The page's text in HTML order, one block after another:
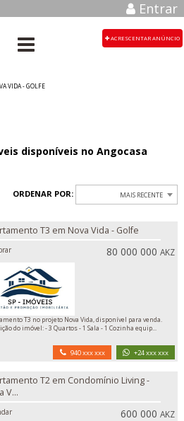
Entrar
ACRESCENTAR ANÚNCIO
VIDA - GOLFE
disponíveis no Angocasa
ORDENAR POR: MAIS RECENTE
Apartamento T3 em Nova Vida - Golfe
80 000 000AKZ
T3 no projeto Nova Vida, disponível para venda.
Descrição do imóvel: - 3 Quartos - 1 Sala - 1 Cozinha equip...
940 xxx xxx +24 xxx xxx
T2 em Condomínio Living -
V...
600 000AKZ